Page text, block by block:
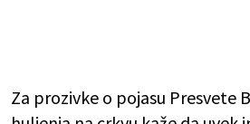
Za prozivke o pojasu Presvete